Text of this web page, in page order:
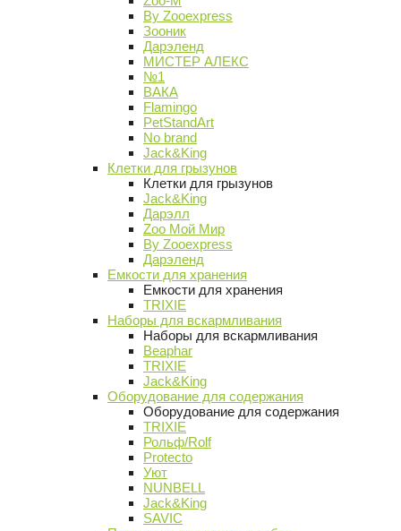
By Zooexpress
Зооник
Дарэленд
МИСТЕР АЛЕКС
№1
ВАКА
Flamingo
PetStandArt
No brand
Jack&King
Клетки для грызунов
Клетки для грызунов
Jack&King
Дарэлл
Zoo Мой Мир
By Zooexpress
Дарэленд
Емкости для хранения
Емкости для хранения
TRIXIE
Наборы для вскармливания
Наборы для вскармливания
Beaphar
TRIXIE
Jack&King
Оборудование для содержания
Оборудование для содержания
TRIXIE
Рольф/Rolf
Protecto
Уют
NUNBELL
Jack&King
SAVIC